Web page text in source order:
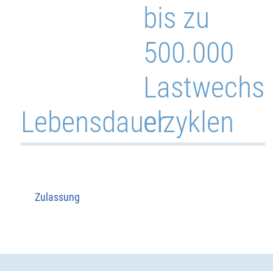
bis zu
500.000
Lastwechs
elzyklen
Lebensdauer
Zulassung